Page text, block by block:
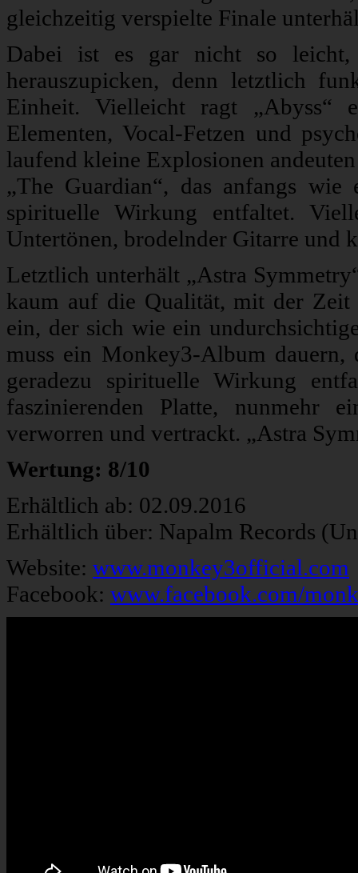
gleichzeitig verspielte Finale
Dabei ist es gar nicht so leicht,
herauszupicken, denn letztlich
Einheit. Vielleicht ragt „Abyss“
Elementen, Vocal-Fetzen und
laufend kleine Explosionen
„The Guardian“, das anfangs
spirituelle Wirkung entfaltet.
Untertönen, brodelnder Gitarre und
Letztlich unterhält „Astra
kaum auf die Qualität, mit der
ein, der sich wie ein
muss ein Monkey3-Album
geradezu spirituelle Wirkung
faszinierenden Platte, nunmehr
verworren und vertrackt. „Astra
Wertung: 8/10
Erhältlich ab: 02.09.2016
Erhältlich über: Napalm Records
Website: www.monkey3official.com
Facebook: www.facebook.com/